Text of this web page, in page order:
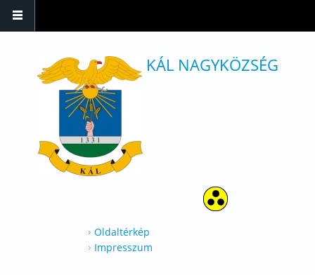
KÁL NAGYKÖZSÉG
Oldaltérkép
Impresszum